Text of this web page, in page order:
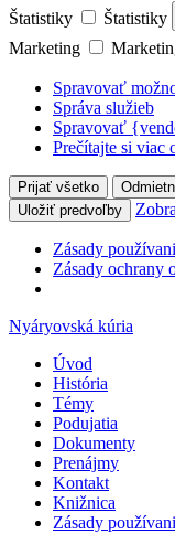
Štatistiky
Štatistiky
Marketing
Spravovať
Správa služieb
Spravovať
Prečítajte si viac
Prijať všetko
Uložiť predvoľby
Zásady
Zásady ochrany
Nyáryovská kúria
Úvod
História
Témy
Podujatia
Dokumenty
Prenájmy
Kontakt
Knižnica
Zásady